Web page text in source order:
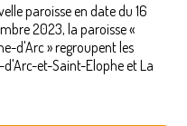
paroisse en date du 16
2023, la paroisse «
d'Arc » regroupent les
et-Saint-Elophe et La